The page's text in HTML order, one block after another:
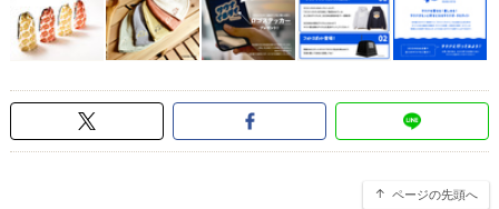
ページの先頭へ